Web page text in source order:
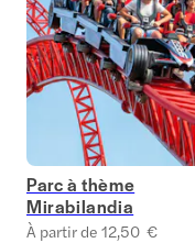
Parc à thème
Mirabilandia
À partir de 12,50 €